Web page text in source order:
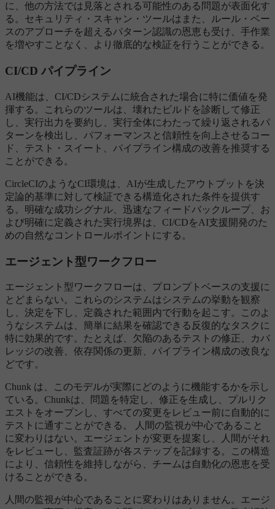
に、他の方法では見落とされる可能性のある問題が表面化す
る。セキュリティ・スキャン・ツールはまた、ルール・ベー
スのアプローチを超えるパターン認識の恩恵も受け、手作業
を増やすことなく、より徹底的な検証を行うことができる。
CI/CD パイプライン
AI機能は、CI/CDシステムに統合された場合に特に価値を発
揮する。これらのツールは、壊れたビルドを診断して修正
し、実行出力を要約し、実行全体にわたって繰り返されるパ
ターンを検出し、パフォーマンスと信頼性を向上させるコー
ド、テスト・スイート、パイプライン構成の改善を推奨する
ことができる。
CircleCIのようなCI環境は、AIが生成したアウトプットを決
定論的基準に対して検証できる構造化された条件を提供す
る。明確な成功シグナル、迅速なフィードバックループ、お
よび明確に定義された実行境界は、CI/CDをAI支援開発のた
めの自然なコントロールポイントにする。
エージェント型ワークフロー
エージェント型ワークフローは、プロンプトベースの支援に
とどまらない。これらのシステムはシステムの挙動を観察
し、決定を下し、定義された範囲内で行動を起こす。このよ
うなシステムは、簡単に結果を確認できる反復的なタスクに
特に効果的です。たとえば、欠陥のあるテストの修正、カバ
レッジの改善、依存関係の更新、パイプライン構成の改良な
どです。
Chunk は、このモデルが実際にどのように機能するかを示し
ている。Chunkは、問題を特定し、修正を生成し、プルリク
エストをオープンし、すべての変更をレビュー前に自動的に
テストに通すことができる。 人間の監視が中心であること
に変わりはない。エージェントが変更を提案し、人間がそれ
をレビューし、監査証跡が各ステップを記録する。この構造
により、信頼性を維持しながら、チームは自動化の恩恵を受
けることができる。
人間の監視が中心であることに変わりはありません。エージ